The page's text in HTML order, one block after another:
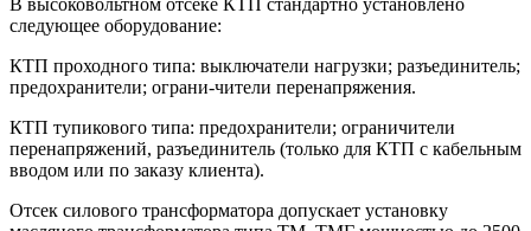
следующее оборудование:
КТП проходного типа: выключатели нагрузки; разъединитель;
предохранители; ограни-чители перенапряжения.
КТП тупикового типа: предохранители; ограничители
перенапряжений, разъединитель (только для КТП с кабельным
вводом или по заказу клиента).
Отсек силового трансформатора допускает установку